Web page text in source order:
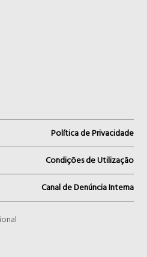
Política de Privacidade
Condições de Utilização
Canal de Denúncia Interna